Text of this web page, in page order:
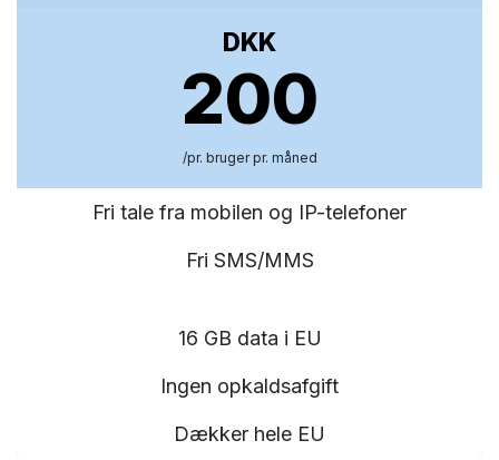
DKK
200
/pr. bruger pr. måned
Fri tale fra mobilen og IP-telefoner
Fri SMS/MMS
16 GB data i EU
Ingen opkaldsafgift
Dækker hele EU